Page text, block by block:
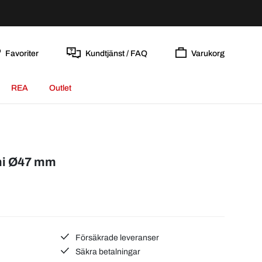
Favoriter Kundtjänst / FAQ Varukorg
REA Outlet
Ø47 mm
Försäkrade leveranser
Säkra betalningar